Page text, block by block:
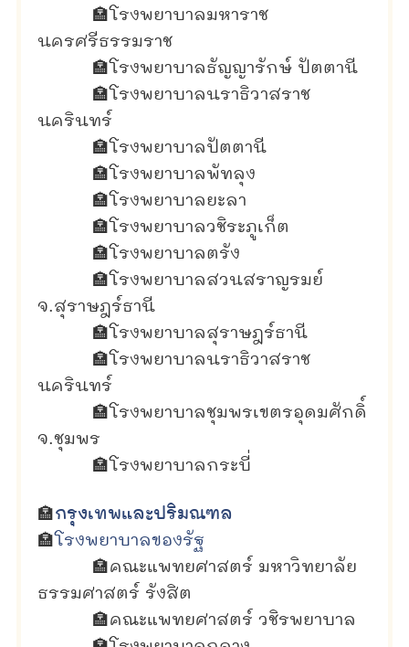
🏣 โรงพยาบาลมหาราช
นครศรีธรรมราช
🏣 โรงพยาบาลธัญญารักษ์ ปัตตานี
🏣 โรงพยาบาลนราธิวาสราช
นครินทร์
🏣 โรงพยาบาลปัตตานี
🏣 โรงพยาบาลพัทลุง
🏣 โรงพยาบาลยะลา
🏣 โรงพยาบาลวชิระภูเก็ต
🏣 โรงพยาบาลตรัง
🏣 โรงพยาบาลสวนสราญรมย์
จ.สุราษฎร์ธานี
🏣 โรงพยาบาลสุราษฎร์ธานี
🏣 โรงพยาบาลนราธิวาสราช
นครินทร์
🏣 โรงพยาบาลชุมพรเขตรอุดมศักดิ์
จ.ชุมพร
🏣 โรงพยาบาลกระบี่
🏣 กรุงเทพและปริมณฑล
🏣 โรงพยาบาลของรัฐ
🏣 คณะแพทยศาสตร์ มหาวิทยาลัย
ธรรมศาสตร์ รังสิต
🏣 คณะแพทยศาสตร์ วชิรพยาบาล